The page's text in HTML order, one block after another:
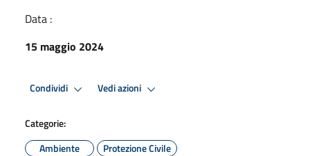
Data :
15 maggio 2024
Condividi Vedi azioni
Categorie:
Ambiente
Protezione Civile